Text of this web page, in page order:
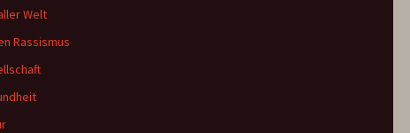
Welt
Rassismus